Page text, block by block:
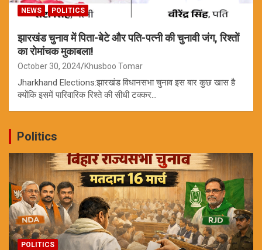
NEWS POLITICS
झारखंड चुनाव में पिता-बेटे और पति-पत्नी की चुनावी जंग, रिश्तों
का रोमांचक मुकाबला!
October 30, 2024 Khusboo Tomar
Jharkhand Elections:झारखंड विधानसभा चुनाव इस बार कुछ खास है
क्योंकि इसमें पारिवारिक रिश्ते की सीधी टक्कर…
Politics
POLITICS